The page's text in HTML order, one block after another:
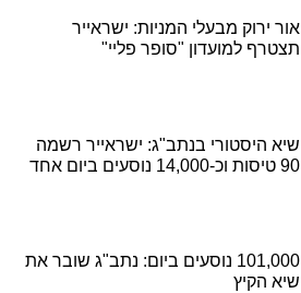
אור ירוק מבעלי המניות: ישראייר
תצטרף למועדון "סופר פליי"
שיא היסטורי בנתב"ג: ישראייר רשמה
90 טיסות וכ-14,000 נוסעים ביום אחד
101,000 נוסעים ביום: נתב"ג שובר את
שיא הקיץ